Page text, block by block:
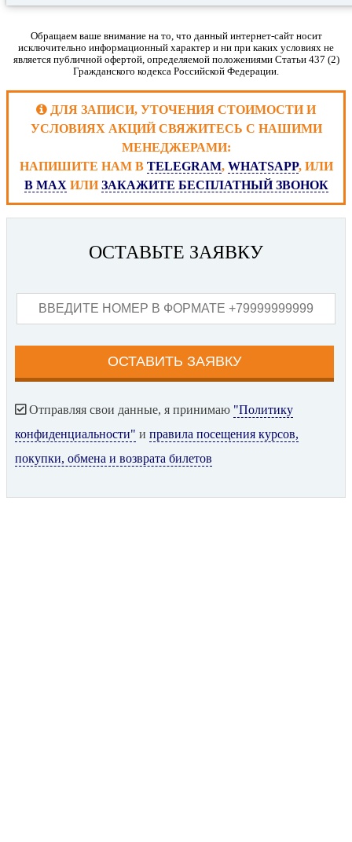
Обращаем ваше внимание на то, что данный интернет-сайт носит
исключительно информационный характер и ни при каких условиях не
является публичной офертой, определяемой положениями Статьи 437 (2)
Гражданского кодекса Российской Федерации.
ДЛЯ ЗАПИСИ, УТОЧЕНИЯ СТОИМОСТИ И
УСЛОВИЯХ АКЦИЙ СВЯЖИТЕСЬ С НАШИМИ
МЕНЕДЖЕРАМИ:
НАПИШИТЕ НАМ В TELEGRAM, WHATSAPP, ИЛИ
В MAXИЛИЗАКАЖИТЕ БЕСПЛАТНЫЙ ЗВОНОК
ОСТАВЬТЕ ЗАЯВКУ
Отправляя свои данные, я принимаю "Политику
конфиденциальности" и правила посещения курсов,
покупки, обмена и возврата билетов